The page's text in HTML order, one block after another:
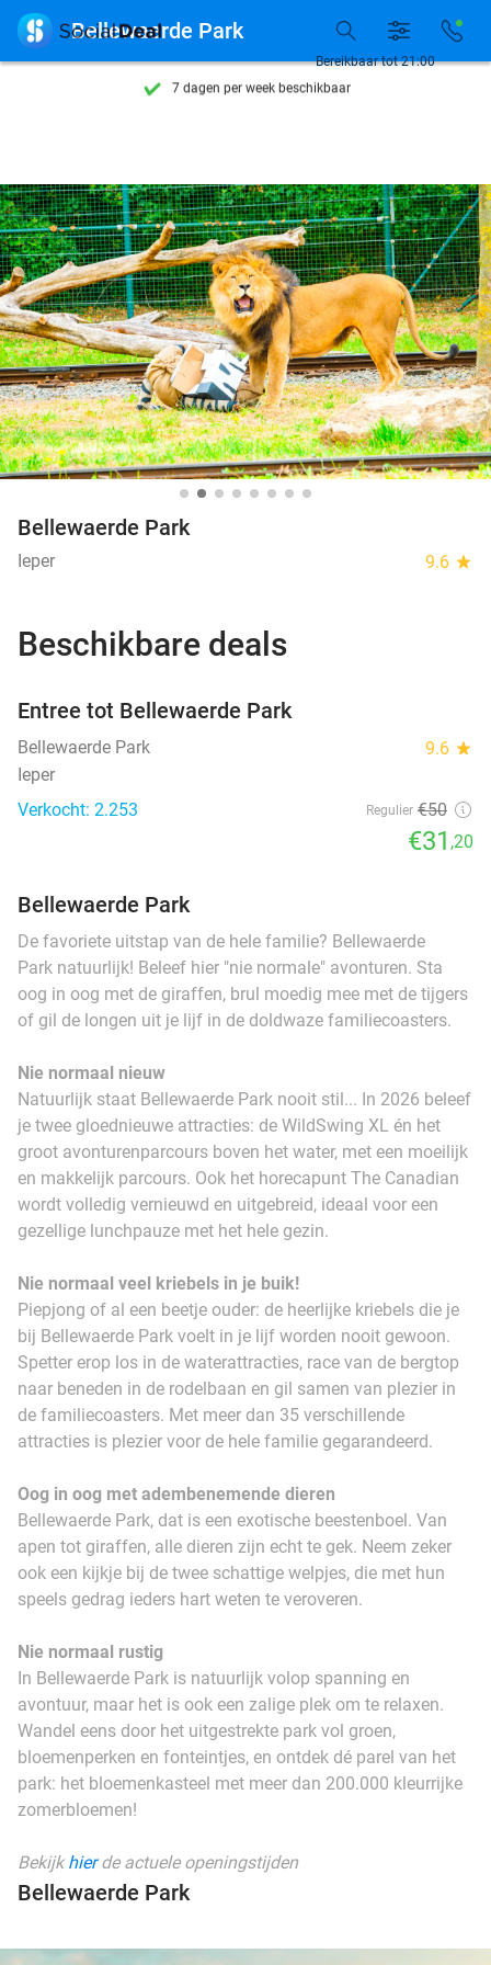
7 dagen per week beschikbaar
10+ miljoen leden
7 dagen per week beschikbaar
10+ miljoen leden
Bereikbaar tot 21:00
 Bellewaerde Park
Bellewaerde Park
Ieper 9.6 star
Beschikbare deals
Entree tot Bellewaerde Park
Bellewaerde Park 9.6 star
Ieper
Verkocht: 2.253
Regulier €50
€31 ,20
Bellewaerde Park
De favoriete uitstap van de hele familie? Bellewaerde
Park natuurlijk! Beleef hier "nie normale" avonturen. Sta
oog in oog met de giraffen, brul moedig mee met de tijgers
of gil de longen uit je lijf in de doldwaze familiecoasters.
Nie normaal nieuw
Natuurlijk staat Bellewaerde Park nooit stil... In 2026 beleef
je twee gloednieuwe attracties: de WildSwing XL én het
groot avonturenparcours boven het water, met een moeilijk
en makkelijk parcours. Ook het horecapunt The Canadian
wordt volledig vernieuwd en uitgebreid, ideaal voor een
gezellige lunchpauze met het hele gezin.
Nie normaal veel kriebels in je buik!
Piepjong of al een beetje ouder: de heerlijke kriebels die je
bij Bellewaerde Park voelt in je lijf worden nooit gewoon.
Spetter erop los in de waterattracties, race van de bergtop
naar beneden in de rodelbaan en gil samen van plezier in
de familiecoasters. Met meer dan 35 verschillende
attracties is plezier voor de hele familie gegarandeerd.
Oog in oog met adembenemende dieren
Bellewaerde Park, dat is een exotische beestenboel. Van
apen tot giraffen, alle dieren zijn echt te gek. Neem zeker
ook een kijkje bij de twee schattige welpjes, die met hun
speels gedrag ieders hart weten te veroveren.
Nie normaal rustig
In Bellewaerde Park is natuurlijk volop spanning en
avontuur, maar het is ook een zalige plek om te relaxen.
Wandel eens door het uitgestrekte park vol groen,
bloemenperken en fonteintjes, en ontdek dé parel van het
park: het bloemenkasteel met meer dan 200.000 kleurrijke
zomerbloemen!
Bekijkhierde actuele openingstijden
Bellewaerde Park